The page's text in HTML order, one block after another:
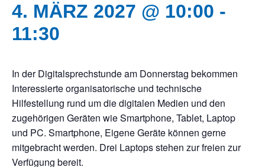
4. MÄRZ 2027 @ 10:00 -
11:30
In der Digitalsprechstunde am Donnerstag bekommen
Interessierte organisatorische und technische
Hilfestellung rund um die digitalen Medien und den
zugehörigen Geräten wie Smartphone, Tablet, Laptop
und PC. Smartphone, Eigene Geräte können gerne
mitgebracht werden. Drei Laptops stehen zur freien zur
Verfügung bereit.